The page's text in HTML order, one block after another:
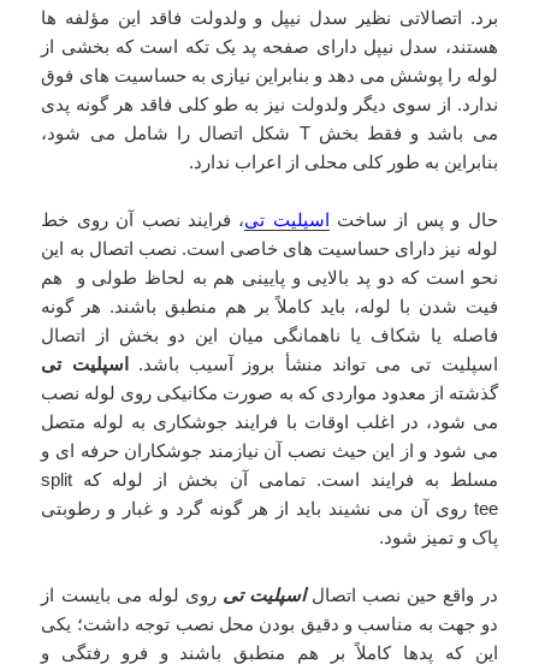
برد. اتصالاتی نظیر سدل نیپل و ولدولت فاقد این مؤلفه ها
هستند، سدل نیپل دارای صفحه پد یک تکه است که بخشی از
لوله را پوشش می دهد و بنابراین نیازی به حساسیت های فوق
ندارد. از سوی دیگر ولدولت نیز به طو کلی فاقد هر گونه پدی
می باشد و فقط بخش T شکل اتصال را شامل می شود،
بنابراین به طور کلی محلی از اعراب ندارد.
حال و پس از ساخت اسپلیت تی، فرایند نصب آن روی خط
لوله نیز دارای حساسیت های خاصی است. نصب اتصال به این
نحو است که دو پد بالایی و پایینی هم به لحاظ طولی و هم
فیت شدن با لوله، باید کاملاً بر هم منطبق باشند. هر گونه
فاصله یا شکاف یا ناهمانگی میان این دو بخش از اتصال
اسپلیت تی می تواند منشأ بروز آسیب باشد.
اسپلیت تی
گذشته از معدود مواردی که به صورت مکانیکی روی لوله نصب
می شود، در اغلب اوقات با فرایند جوشکاری به لوله متصل
می شود و از این حیث نصب آن نیازمند جوشکاران حرفه ای و
مسلط به فرایند است. تمامی آن بخش از لوله که split
tee روی آن می نشیند باید از هر گونه گرد و غبار و رطوبتی
پاک و تمیز شود.
در واقع حین نصب اتصالاسپلیت تی روی لوله می بایست از
دو جهت به مناسب و دقیق بودن محل نصب توجه داشت؛ یکی
این که پدها کاملاً بر هم منطبق باشند و فرو رفتگی و